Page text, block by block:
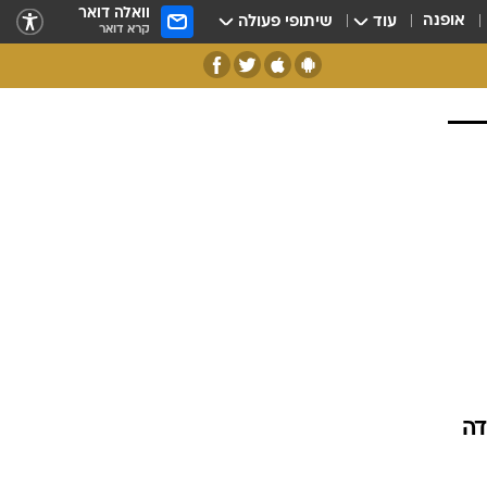
אופנה עוד שיתופי פעולה וואלה דואר
קרא דואר